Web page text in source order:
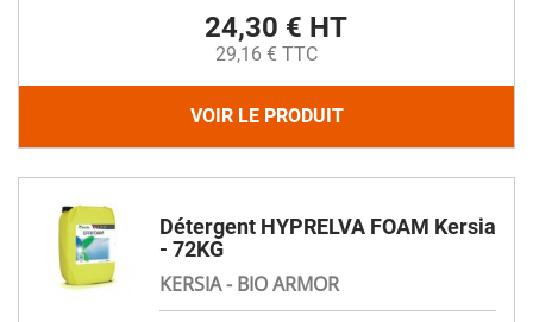
24,30 € HT
29,16 € TTC
VOIR LE PRODUIT
Détergent HYPRELVA FOAM Kersia
- 72KG
KERSIA - BIO ARMOR